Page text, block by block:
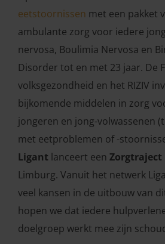
eetstoornissen met een pakket
ambulante zorg voor iedere
nervosa, Boulimia Nervosa en
Disorder tot en met 23 jaar. De
volksgezondheid en het RIZIV
bijkomende middelen in zorg
jongeren en jong-volwassenen
met eetproblemen of -
Ligant lanceert een Zorgtraject
Limburg. Vanuit het netwerk
veel kansen in de uitbouw van
hopen we dat iedere
doelgroep werkt mee zijn